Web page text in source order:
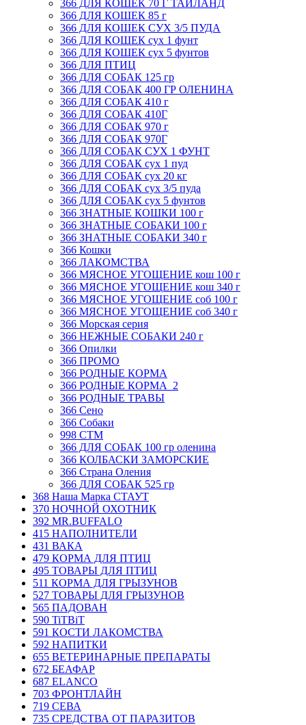
366 ДЛЯ КОШЕК 70 Г ТАЙЛАНД
366 ДЛЯ КОШЕК 85 г
366 ДЛЯ КОШЕК СУХ 3/5 ПУДА
366 ДЛЯ КОШЕК сух 1 фунт
366 ДЛЯ КОШЕК сух 5 фунтов
366 ДЛЯ ПТИЦ
366 ДЛЯ СОБАК 125 гр
366 ДЛЯ СОБАК 400 ГР ОЛЕНИНА
366 ДЛЯ СОБАК 410 г
366 ДЛЯ СОБАК 410Г
366 ДЛЯ СОБАК 970 г
366 ДЛЯ СОБАК 970Г
366 ДЛЯ СОБАК СУХ 1 ФУНТ
366 ДЛЯ СОБАК сух 1 пуд
366 ДЛЯ СОБАК сух 20 кг
366 ДЛЯ СОБАК сух 3/5 пуда
366 ДЛЯ СОБАК сух 5 фунтов
366 ЗНАТНЫЕ КОШКИ 100 г
366 ЗНАТНЫЕ СОБАКИ 100 г
366 ЗНАТНЫЕ СОБАКИ 340 г
366 Кошки
366 ЛАКОМСТВА
366 МЯСНОЕ УГОЩЕНИЕ кош 100 г
366 МЯСНОЕ УГОЩЕНИЕ кош 340 г
366 МЯСНОЕ УГОЩЕНИЕ соб 100 г
366 МЯСНОЕ УГОЩЕНИЕ соб 340 г
366 Морская серия
366 НЕЖНЫЕ СОБАКИ 240 г
366 Опилки
366 ПРОМО
366 РОДНЫЕ КОРМА
366 РОДНЫЕ КОРМА_2
366 РОДНЫЕ ТРАВЫ
366 Сено
366 Собаки
998 СТМ
366 ДЛЯ СОБАК 100 гр оленина
366 КОЛБАСКИ ЗАМОРСКИЕ
366 Страна Оления
366 ДЛЯ СОБАК 525 гр
368 Наша Марка СТАУТ
370 НОЧНОЙ ОХОТНИК
392 MR.BUFFALO
415 НАПОЛНИТЕЛИ
431 ВАКА
479 КОРМА ДЛЯ ПТИЦ
495 ТОВАРЫ ДЛЯ ПТИЦ
511 КОРМА ДЛЯ ГРЫЗУНОВ
527 ТОВАРЫ ДЛЯ ГРЫЗУНОВ
565 ПАДОВАН
590 TiTBiT
591 КОСТИ ЛАКОМСТВА
592 НАПИТКИ
655 ВЕТЕРИНАРНЫЕ ПРЕПАРАТЫ
672 БЕАФАР
687 ELANCO
703 ФРОНТЛАЙН
719 СЕВА
735 СРЕДСТВА ОТ ПАРАЗИТОВ